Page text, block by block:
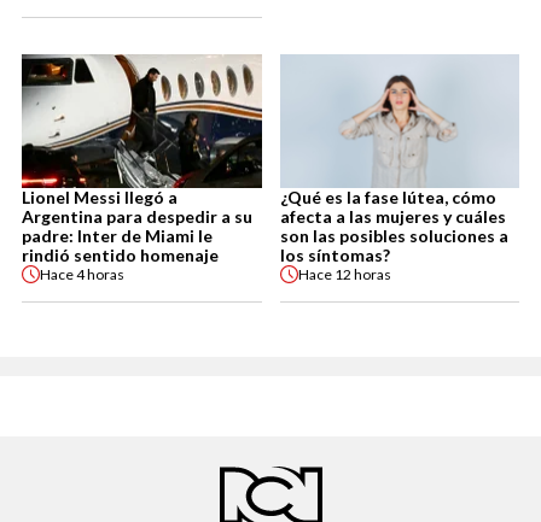
Lionel Messi llegó a
Argentina para despedir a su
padre: Inter de Miami le
rindió sentido homenaje
Hace4 horas
¿Qué es la fase lútea, cómo
afecta a las mujeres y cuáles
son las posibles soluciones a
los síntomas?
Hace 12 horas